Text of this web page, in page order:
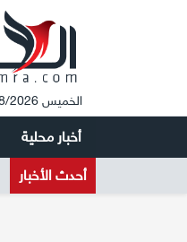
الخميس 06/08/2026 07:57
أخبار محلية
أحدث الأخبار